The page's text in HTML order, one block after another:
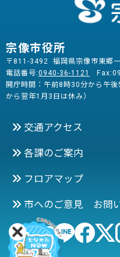
宗像市役所
〒811-3492 福岡県宗像市東郷
電話番号:0940-36-1121
開庁時間：午前8時30分から午
から翌年1月3日は休み）
交通アクセス
各課のご案内
フロアマップ
市へのご意見 お問